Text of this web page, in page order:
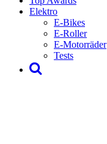
Elektro
E-Bikes
E-Roller
E-Motorräder
Tests